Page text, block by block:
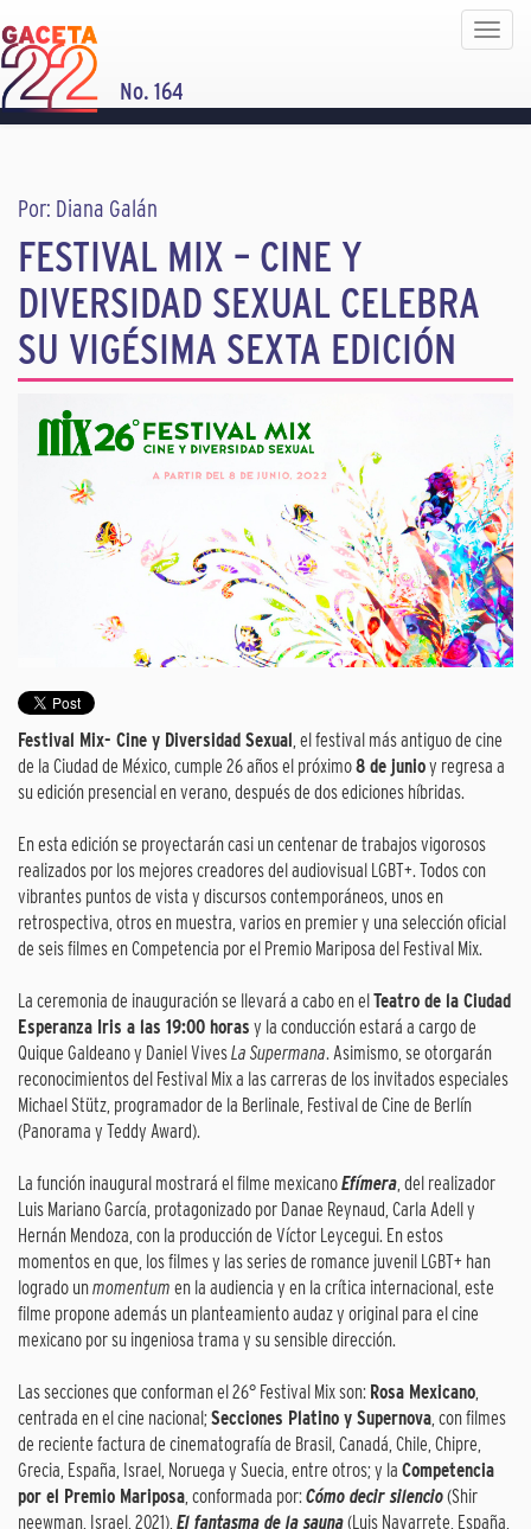
Toggle
No. 164
Por: Diana Galán
FESTIVAL MIX – CINE Y
DIVERSIDAD SEXUAL CELEBRA
SU VIGÉSIMA SEXTA EDICIÓN
Festival Mix- Cine y Diversidad Sexual, el festival más antiguo de cine
de la Ciudad de México, cumple 26 años el próximo8 de junioy regresa a
su edición presencial en verano, después de dos ediciones híbridas.
En esta edición se proyectarán casi un centenar de trabajos vigorosos
realizados por los mejores creadores del audiovisual LGBT+. Todos con
vibrantes puntos de vista y discursos contemporáneos, unos en
retrospectiva, otros en muestra, varios en premier y una selección oficial
de seis filmes en Competencia por el Premio Mariposa del Festival Mix.
La ceremonia de inauguración se llevará a cabo en el Teatro de la Ciudad
Esperanza Iris a las 19:00 horas y la conducción estará a cargo de
Quique Galdeano y Daniel VivesLa Supermana. Asimismo, se otorgarán
reconocimientos del Festival Mix a las carreras de los invitados especiales
Michael Stütz, programador de la Berlinale, Festival de Cine de Berlín
(Panorama y Teddy Award).
La función inaugural mostrará el filme mexicanoEfímera, del realizador
Luis Mariano García, protagonizado por Danae Reynaud, Carla Adell y
Hernán Mendoza, con la producción de Víctor Leycegui. En estos
momentos en que, los filmes y las series de romance juvenil LGBT+ han
logrado unmomentum en la audiencia y en la crítica internacional, este
filme propone además un planteamiento audaz y original para el cine
mexicano por su ingeniosa trama y su sensible dirección.
Las secciones que conforman el 26° Festival Mix son: Rosa Mexicano,
centrada en el cine nacional;Secciones Platino y Supernova, con filmes
de reciente factura de cinematografía de Brasil, Canadá, Chile, Chipre,
Grecia, España, Israel, Noruega y Suecia, entre otros; y la Competencia
por el Premio Mariposa, conformada por:Cómo decir silencio(Shir
neewman, Israel, 2021), El fantasma de la sauna(Luis Navarrete, España,